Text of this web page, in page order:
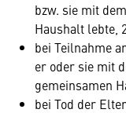
bzw. sie mit
Haushalt lebte,
bei Teilnahme
er oder sie mit
gemeinsamen
bei Tod der